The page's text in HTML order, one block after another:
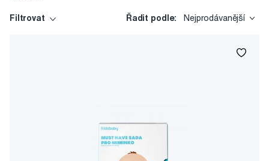
zakoupit plyšové náplasti ve tvaru různých zvířátek. Je to
Filtrovat Řadit podle: Nejprodávanější